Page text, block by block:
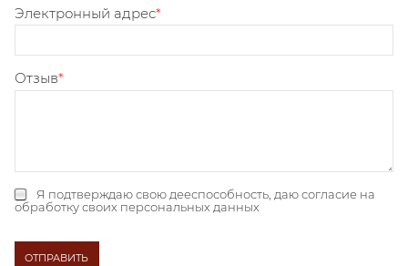
Электронный адрес
Отзыв
Я подтверждаю свою дееспособность, даюсогласие на
обработку своих персональных данных